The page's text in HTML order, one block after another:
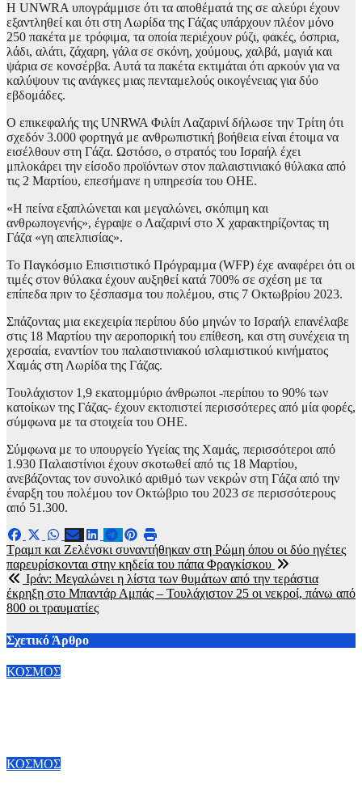
Η UNWRA υπογράμμισε ότι τα αποθέματά της σε αλεύρι έχουν
εξαντληθεί και ότι στη Λωρίδα της Γάζας υπάρχουν πλέον μόνο
250 πακέτα με τρόφιμα, τα οποία περιέχουν ρύζι, φακές, όσπρια,
λάδι, αλάτι, ζάχαρη, γάλα σε σκόνη, χούμους, χαλβά, μαγιά και
ψάρια σε κονσέρβα. Αυτά τα πακέτα εκτιμάται ότι αρκούν για να
καλύψουν τις ανάγκες μιας πενταμελούς οικογένειας για δύο
εβδομάδες.
Ο επικεφαλής της UNRWA Φιλίπ Λαζαρινί δήλωσε την Τρίτη ότι
σχεδόν 3.000 φορτηγά με ανθρωπιστική βοήθεια είναι έτοιμα να
εισέλθουν στη Γάζα. Ωστόσο, ο στρατός του Ισραήλ έχει
μπλοκάρει την είσοδο προϊόντων στον παλαιστινιακό θύλακα από
τις 2 Μαρτίου, επεσήμανε η υπηρεσία του ΟΗΕ.
«Η πείνα εξαπλώνεται και μεγαλώνει, σκόπιμη και
ανθρωπογενής», έγραψε ο Λαζαρινί στο X χαρακτηρίζοντας τη
Γάζα «γη απελπισίας».
Το Παγκόσμιο Επισιτιστικό Πρόγραμμα (WFP) έχε αναφέρει ότι οι
τιμές στον θύλακα έχουν αυξηθεί κατά 700% σε σχέση με τα
επίπεδα πριν το ξέσπασμα του πολέμου, στις 7 Οκτωβρίου 2023.
Σπάζοντας μια εκεχειρία περίπου δύο μηνών το Ισραήλ επανέλαβε
στις 18 Μαρτίου την αεροπορική του επίθεση, και στη συνέχεια τη
χερσαία, εναντίον του παλαιστινιακού ισλαμιστικού κινήματος
Χαμάς στη Λωρίδα της Γάζας.
Τουλάχιστον 1,9 εκατομμύριο άνθρωποι -περίπου το 90% των
κατοίκων της Γάζας- έχουν εκτοπιστεί περισσότερες από μία φορές,
σύμφωνα με τα στοιχεία του ΟΗΕ.
Σύμφωνα με το υπουργείο Υγείας της Χαμάς, περισσότεροι από
1.930 Παλαιστίνιοι έχουν σκοτωθεί από τις 18 Μαρτίου,
ανεβάζοντας τον συνολικό αριθμό των νεκρών στη Γάζα από την
έναρξη του πολέμου τον Οκτώβριο του 2023 σε περισσότερους
από 51.300.
Πλοήγηση
άρθρων
Τραμπ και Ζελένσκι συναντήθηκαν στη Ρώμη όπου οι δύο ηγέτες
παρευρίσκονται στην κηδεία του πάπα Φραγκίσκου
Ιράν: Μεγαλώνει η λίστα των θυμάτων από την τεράστια
έκρηξη στο Μπαντάρ Αμπάς – Τουλάχιστον 25 οι νεκροί, πάνω από
800 οι τραυματίες
Σχετικό Άρθρο
ΚΟΣΜΟΣ
ΚΟΣΜΟΣ